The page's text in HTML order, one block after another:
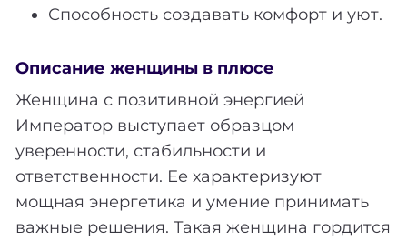
Способность создавать комфорт и уют.
Описание женщины в плюсе
Женщина с позитивной энергией
Император выступает образцом
уверенности, стабильности и
ответственности. Ее характеризуют
мощная энергетика и умение принимать
важные решения. Такая женщина гордится